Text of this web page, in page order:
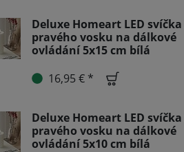
Deluxe Homeart LED svíčka
pravého vosku na dálkové
ovládání 5x15 cm bílá
16,95 € *
Deluxe Homeart LED svíčka
pravého vosku na dálkové
ovládání 5x10 cm bílá